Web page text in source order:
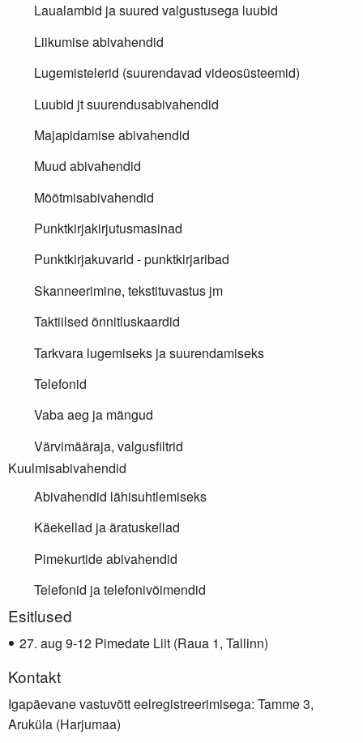
Laualambid ja suured valgustusega luubid
Liikumise abivahendid
Lugemistelerid (suurendavad videosüsteemid)
Luubid jt suurendusabivahendid
Majapidamise abivahendid
Muud abivahendid
Mõõtmisabivahendid
Punktkirjakirjutusmasinad
Punktkirjakuvarid - punktkirjaribad
Skanneerimine, tekstituvastus jm
Taktiilsed õnnitluskaardid
Tarkvara lugemiseks ja suurendamiseks
Telefonid
Vaba aeg ja mängud
Värvimääraja, valgusfiltrid
Kuulmisabivahendid
Abivahendid lähisuhtlemiseks
Käekellad ja äratuskellad
Pimekurtide abivahendid
Telefonid ja telefonivõimendid
Lisainfo
Esitlused
aug 9-12 Pimedate Liit (Raua 1, Tallinn)
Kontakt
Igapäevane vastuvõtt eelregistreerimisega: Tamme 3,
Aruküla (Harjumaa)